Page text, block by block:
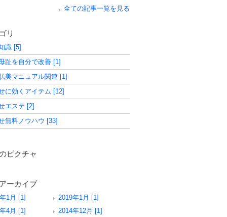
全ての記事一覧を見る
リ
識 [5]
趾を自分で改善 [1]
美マニュアル関連 [1]
に効くアイテム [12]
エステ [2]
無料ノウハウ [33]
ピクチャ
ーカイブ
1月 [1]
2019年1月 [1]
4月 [1]
2014年12月 [1]